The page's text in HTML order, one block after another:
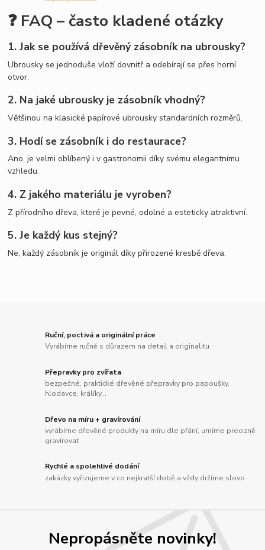
❓ FAQ – často kladené otázky
1. Jak se používá dřevěný zásobník na ubrousky?
Ubrousky se jednoduše vloží dovnitř a odebírají se přes horní
otvor.
2. Na jaké ubrousky je zásobník vhodný?
Většinou na klasické papírové ubrousky standardních rozměrů.
3. Hodí se zásobník i do restaurace?
Ano, je velmi oblíbený i v gastronomii díky svému elegantnímu
vzhledu.
4. Z jakého materiálu je vyroben?
Z přírodního dřeva, které je pevné, odolné a esteticky atraktivní.
5. Je každý kus stejný?
Ne, každý zásobník je originál díky přirozené kresbě dřeva.
Ruční, poctivá a originální práce
Vyrábíme ručně s důrazem na detail a originalitu
Přepravky pro zvířata
bezpečné, praktické dřevěné přepravky pro papoušky,
hlodavce, králíky...
Dřevo na míru + gravírování
vyrábíme dřevěné produkty na míru dle přání, umíme precizně
gravírovat
Rychlé a spolehlivé dodání
zakázky vyřizujeme v co nejkratší době a vždy držíme slovo
Nepropásněte novinky!